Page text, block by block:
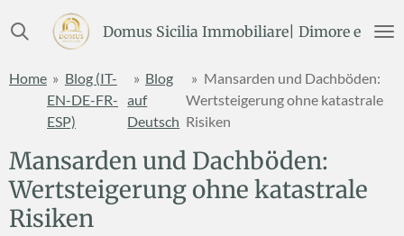
al
principale
Domus Sicilia Immobiliare| Dimore e
Home » Blog (IT-
EN-DE-FR-
ESP)
» Blog
auf
Deutsch
» Mansarden und Dachböden:
Wertsteigerung ohne katastrale
Risiken
Mansarden und Dachböden:
Wertsteigerung ohne katastrale
Risiken